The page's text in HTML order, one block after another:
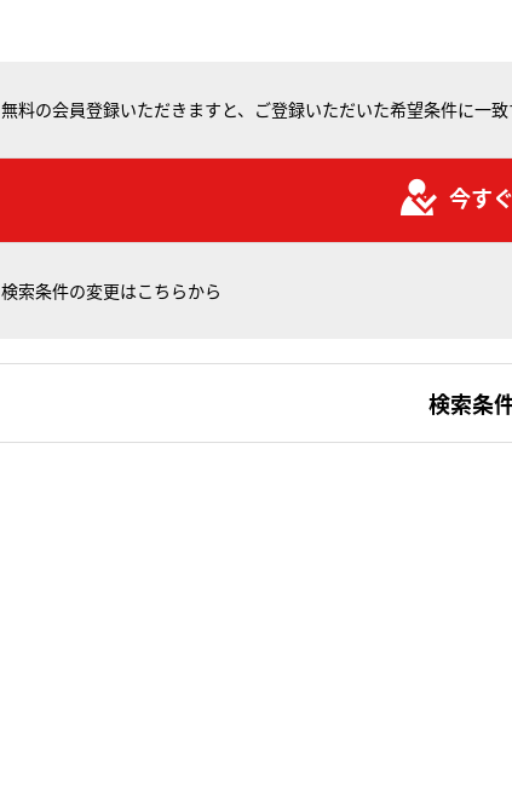
無料の会員登録いただきますと、ご登録いただいた希望条件に一
今す
検索条件の変更はこちらから
検索条